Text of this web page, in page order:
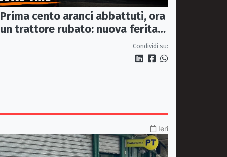
Prima cento aranci abbattuti, ora
un trattore rubato: nuova ferita
all’agricoltura della SibaritideCondividi su:
Ieri